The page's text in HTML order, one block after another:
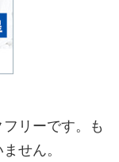
リーです。も
せん。